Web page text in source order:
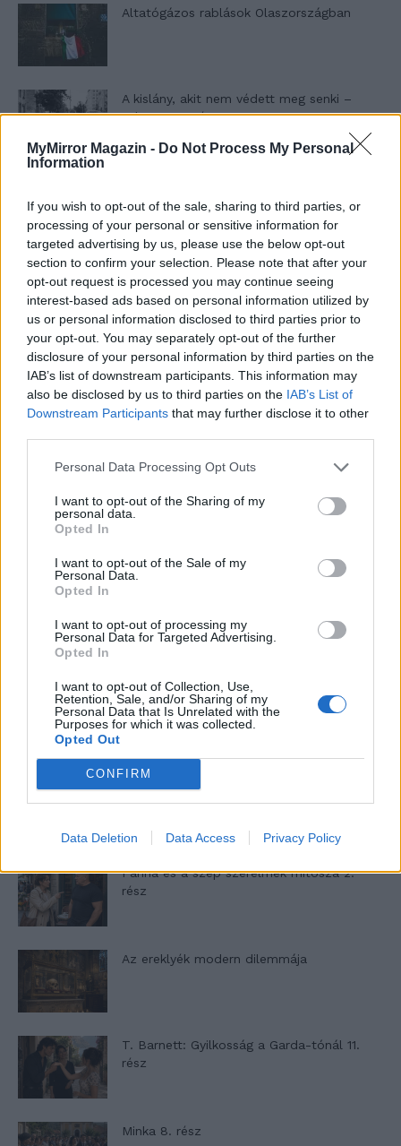
MyMirror Magazin - Do Not Process My Personal
Information
If you wish to opt-out of the sale, sharing to third parties, or
processing of your personal or sensitive information for
targeted advertising by us, please use the below opt-out
section to confirm your selection. Please note that after your
opt-out request is processed you may continue seeing
interest-based ads based on personal information utilized by
us or personal information disclosed to third parties prior to
your opt-out. You may separately opt-out of the further
disclosure of your personal information by third parties on the
IAB’s list of downstream participants. This information may
also be disclosed by us to third parties on the IAB’s List of
Downstream Participants that may further disclose it to other
Personal Data Processing Opt Outs
I want to opt-out of the Sharing of my
personal data.
Opted In
I want to opt-out of the Sale of my
Personal Data.
Opted In
I want to opt-out of processing my
Personal Data for Targeted Advertising.
Opted In
I want to opt-out of Collection, Use,
Retention, Sale, and/or Sharing of my
Personal Data that Is Unrelated with the
Purposes for which it was collected.
Opted Out
CONFIRM
Data Deletion Data Access Privacy Policy
Altatógázos rablások Olaszországban
A kislány, akit nem védett meg senki –
Lyhanna története
rész
T. szereti a fiatal lányokat 13. rész
Minka 10. rész
Minka 9. rész
a hétköznapokban
Egy ház, amely a tengerre és a fényre
nyílik – Villa...
A családok, akik soha nem hagyták abba
várakozást – Ha egy...
Panna és a szép szerelmek mítosza 2.
rész
Az ereklyék modern dilemmája
T. Barnett: Gyilkosság a Garda-tónál 11.
rész
Minka 8. rész